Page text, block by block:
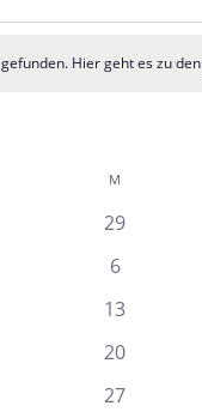
Hier geht es zu den
M
0
29
0
6
0
13
0
20
0
27